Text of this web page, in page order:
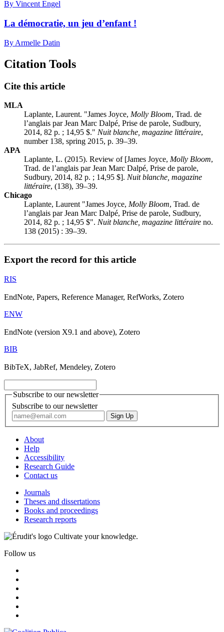
By Vincent Engel
La démocratie, un jeu d’enfant !
By Armelle Datin
Citation Tools
Cite this article
MLA
Laplante, Laurent. "James Joyce, Molly Bloom, Trad. de
l’anglais par Jean Marc Dalpé, Prise de parole, Sudbury,
2014, 82 p. ; 14,95 $." Nuit blanche, magazine littéraire,
number 138, spring 2015, p. 39–39.
APA
Laplante, L. (2015). Review of [James Joyce, Molly Bloom,
Trad. de l’anglais par Jean Marc Dalpé, Prise de parole,
Sudbury, 2014, 82 p. ; 14,95 $]. Nuit blanche, magazine
littéraire, (138), 39–39.
Chicago
Laplante, Laurent "James Joyce, Molly Bloom, Trad. de
l’anglais par Jean Marc Dalpé, Prise de parole, Sudbury,
2014, 82 p. ; 14,95 $". Nuit blanche, magazine littéraire no.
138 (2015) : 39–39.
Export the record for this article
RIS
EndNote, Papers, Reference Manager, RefWorks, Zotero
ENW
EndNote (version X9.1 and above), Zotero
BIB
BibTeX, JabRef, Mendeley, Zotero
Subscribe to our newsletter
Subscribe to our newsletter
About
Help
Accessibility
Research Guide
Contact us
Journals
Theses and dissertations
Books and proceedings
Research reports
Cultivate your knowledge.
Follow us